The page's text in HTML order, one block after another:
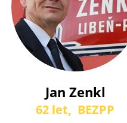
Jan Zenkl
62 let, BEZPP